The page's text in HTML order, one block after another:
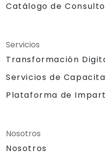
Catálogo de
Servicios
Transformación
Servicios de
Plataforma de
Nosotros
Nosotros